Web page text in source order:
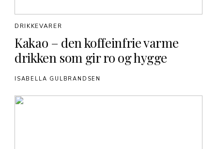
Kakao – den koffeinfrie varme
drikken som gir ro og hygge
DRIKKEVARER
ISABELLA GULBRANDSEN